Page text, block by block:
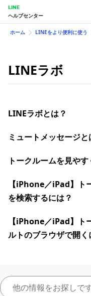
LINE
ヘルプセンター
ホーム LINEをより便利に使う
LINEラボ
LINEラボとは？
ミュートメッセージと
トークルームを見や
【iPhone／iPad】ト
を検索するには？
【iPhone／iPad】ト
ルトのブラウザで開く